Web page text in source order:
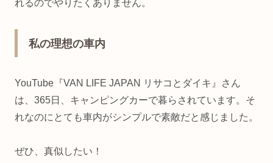
れるのでやりたくありません。
私の理想の車内
YouTube『VAN LIFE JAPAN リサコとダイキ』さん
は、365日、キャンピングカーで暮らされています。そ
れなのにとても車内がシンプルで素敵だと感じました。
ぜひ、真似したい！